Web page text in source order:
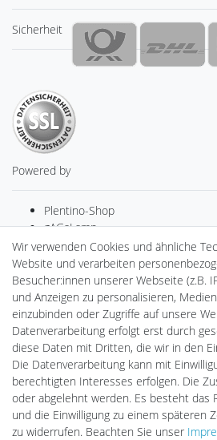
Sicherheit
Powered by
Plentino-Shop
gAGaLamp
Drohnenstore24
Cardanlight-Shop
Batteriespeicher
PlentiSolar
Gebrauchtlicht
Ledkauf
DEYESOLAR
Lightech Connect
CardanLight Europe
FORTIMO LEDs
LED-RETROSHOP
MeinUSB
Wir verwenden Cookies und ähnliche
Website und verarbeiten
Besucher:innen unserer Webseite (z.B.
und Anzeigen zu personalisieren,
einzubinden oder Zugriffe auf unsere
Datenverarbeitung erfolgt erst durch
diese Daten mit Dritten, die wir in den
Die Datenverarbeitung kann mit
berechtigten Interesses erfolgen. Die
oder abgelehnt werden. Es besteht das
und die Einwilligung zu einem späteren
zu widerrufen. Beachten Sie unser